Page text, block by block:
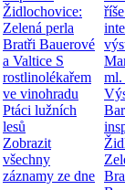
Židlochovice:
Zelená perla
Bratři Bauerové
a Valtice S
rostlinolékařem
ve vinohradu
Ptáci lužních
lesů
Zobrazit
všechny
záznamy ze dne
ml.